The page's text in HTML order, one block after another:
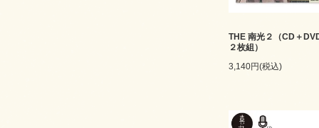
THE 南光２（CD＋
２枚組）
3,140円(税込)